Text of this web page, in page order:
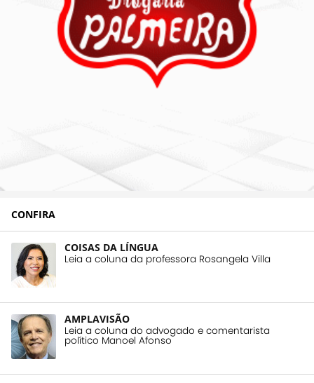
CONFIRA
COISAS DA LÍNGUA
Leia a coluna da professora Rosangela Villa
AMPLAVISÃO
Leia a coluna do advogado e comentarista
político Manoel Afonso